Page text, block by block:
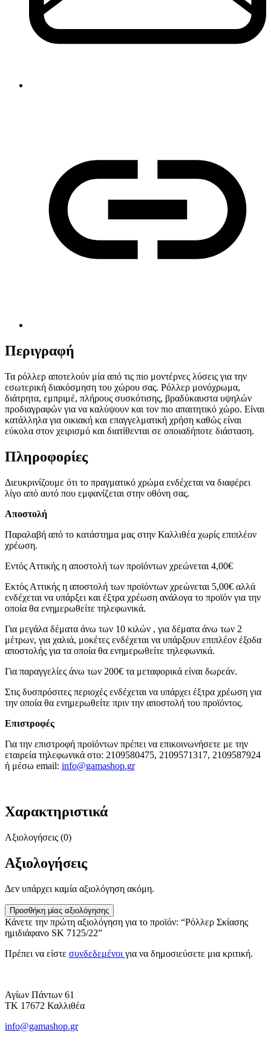
Περιγραφή
Τα ρόλλερ αποτελούν μία από τις πιο μοντέρνες λύσεις για την
εσωτερική διακόσμηση του χώρου σας. Ρόλλερ μονόχρωμα,
διάτρητα, εμπριμέ, πλήρους συσκότισης, βραδύκαυστα υψηλών
προδιαγραφών για να καλύψουν και τον πιο απαιτητικό χώρο. Είναι
κατάλληλα για οικιακή και επαγγελματική χρήση καθώς είναι
εύκολα στον χειρισμό και διατίθενται σε οποιαδήποτε διάσταση.
Πληροφορίες
Διευκρινίζουμε ότι το πραγματικό χρώμα ενδέχεται να διαφέρει
λίγο από αυτό που εμφανίζεται στην οθόνη σας.
Αποστολή
Παραλαβή από το κατάστημα μας στην Καλλιθέα χωρίς επιπλέον
χρέωση.
Εντός Αττικής η αποστολή των προϊόντων χρεώνεται 4,00€
Εκτός Αττικής η αποστολή των προϊόντων χρεώνεται 5,00€ αλλά
ενδέχεται να υπάρξει και έξτρα χρέωση ανάλογα το προϊόν για την
οποία θα ενημερωθείτε τηλεφωνικά.
Για μεγάλα δέματα άνω των 10 κιλών , για δέματα άνω των 2
μέτρων, για χαλιά, μοκέτες ενδέχεται να υπάρξουν επιπλέον έξοδα
αποστολής για τα οποία θα ενημερωθείτε τηλεφωνικά.
Για παραγγελίες άνω των 200€ τα μεταφορικά είναι δωρεάν.
Στις δυσπρόσιτες περιοχές ενδέχεται να υπάρχει έξτρα χρέωση για
την οποία θα ενημερωθείτε πριν την αποστολή του προϊόντος.
Επιστροφές
Για την επιστροφή προϊόντων πρέπει να επικοινωνήσετε με την
εταιρεία τηλεφωνικά στο: 2109580475, 2109571317, 2109587924
ή μέσω email: info@gamashop.gr
Χαρακτηριστικά
Αξιολογήσεις (0)
Αξιολογήσεις
Δεν υπάρχει καμία αξιολόγηση ακόμη.
Προσθήκη μίας αξιολόγησης
Κάνετε την πρώτη αξιολόγηση για το προϊόν: “Ρόλλερ Σκίασης
ημιδιάφανο SK 7125/22”
Πρέπει να είστε συνδεδεμένοι για να δημοσιεύσετε μια κριτική.
Αγίων Πάντων 61
ΤΚ 17672 Καλλιθέα
info@gamashop.gr